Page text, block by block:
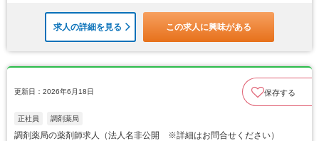
求人の詳細を見る この求人に興味がある
更新日：2026年6月18日 保存する
正社員 調剤薬局
調剤薬局の薬剤師求人（法人名非公開 ※詳細はお問合せください）